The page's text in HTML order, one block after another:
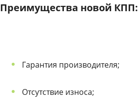
Преимущества новой КПП:
Гарантия производителя;
Отсутствие износа;